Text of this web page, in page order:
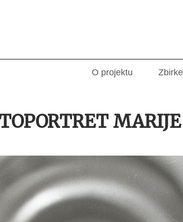
O projektu Zbirke